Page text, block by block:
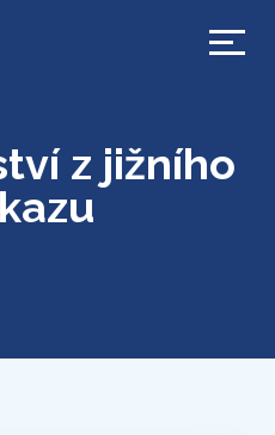
z jižního